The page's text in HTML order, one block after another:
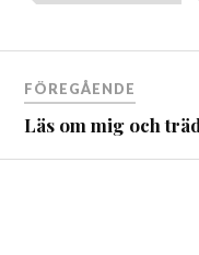
FÖREGÅENDE
Läs om mig och